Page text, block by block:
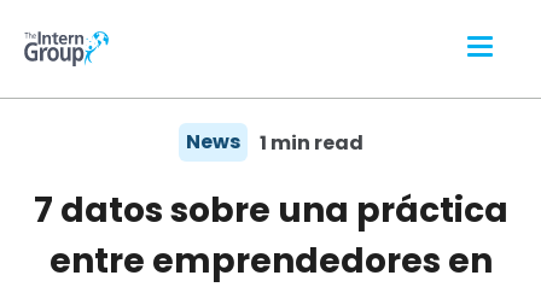
News 1 min read
7 datos sobre una práctica
entre emprendedores en